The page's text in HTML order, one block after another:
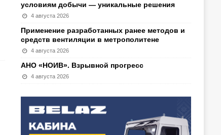
условиям добычи — уникальные решения
4 августа 2026
Применение разработанных ранее методов и
средств вентиляции в метрополитене
4 августа 2026
АНО «НОИВ». Взрывной прогресс
4 августа 2026